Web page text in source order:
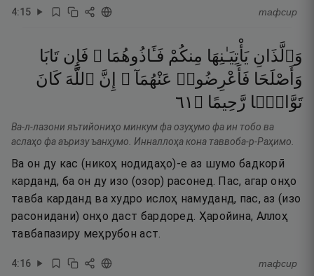
4:15 тафсир
وَٱلَّذَانِ يَأْتِيَـٰنِهَا مِنكُمْ فَـَٔاذُوهُمَا ۖ فَإِن تَابَا
وَأَصْلَحَا فَأَعْرِضُوا۟ عَنْهُمَآ ۗ إِنَّ ٱللَّهَ كَانَ
تَوَّابًۭا رَّحِيمًا ۝ ١٦
Ва-л-лазони яътийониҳо минкум фа озуҳумо фа ин тобо ва
аслаҳо фа аъризу ъанҳумо. Инналлоҳа кона таввоба-р-Раҳимо.
Ва он ду кас (никоҳ нодидаҳо)-е аз шумо бадкорӣ
карданд, ба он ду изо (озор) расонед. Пас, агар онҳо
тавба карданд ва худро ислоҳ намуданд, пас, аз (изо
расонидани) онҳо даст бардоред. Ҳаройина, Аллоҳ
тавбапазиру меҳрубон аст.
4:16 тафсир